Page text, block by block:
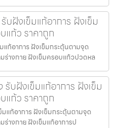
ฝังเข็มแก้อาการ ฝังเข็ม
แก้ว ราคาถูก
ก้อาการ ฝังเข็มกระตุ้นตามจุด
ร่างกาย ฝังเข็มครอบแก้วปวดหล
รับฝังเข็มแก้อาการ ฝังเข็ม
แก้ว ราคาถูก
แก้อาการ ฝังเข็มกระตุ้นตามจุด
ร่างกาย ฝังเข็มแก้อาการป